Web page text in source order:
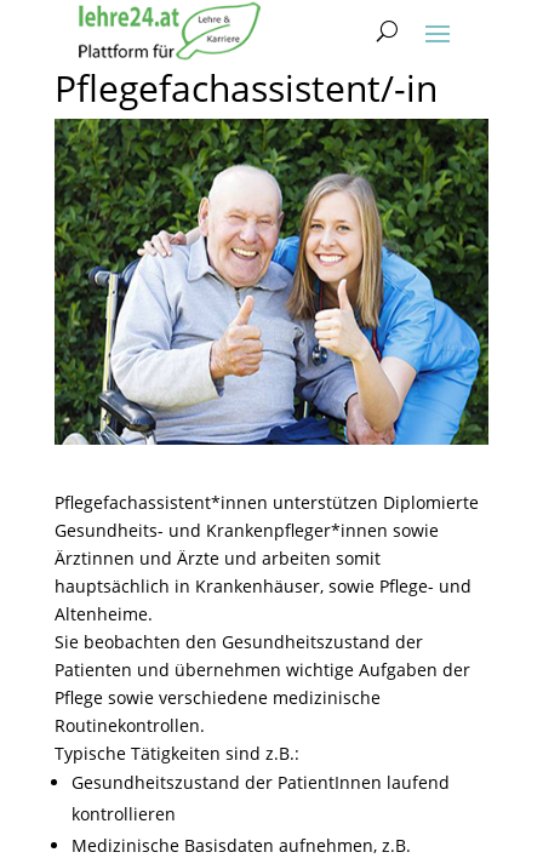
Pflegefachassistent/-in
Pflegefachassistent*innen unterstützen Diplomierte
Gesundheits- und Krankenpfleger*innen sowie
Ärztinnen und Ärzte und arbeiten somit
hauptsächlich in Krankenhäuser, sowie Pflege- und
Altenheime.
Sie beobachten den Gesundheitszustand der
Patienten und übernehmen wichtige Aufgaben der
Pflege sowie verschiedene medizinische
Routinekontrollen.
Typische Tätigkeiten sind z.B.:
Gesundheitszustand der PatientInnen laufend
kontrollieren
Medizinische Basisdaten aufnehmen, z.B.